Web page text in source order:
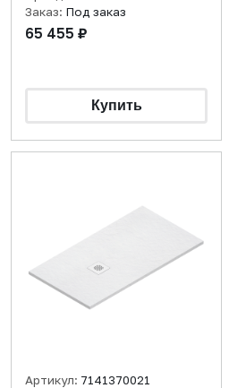
Заказ: Под заказ
65 455 ₽
Артикул: 7141370021